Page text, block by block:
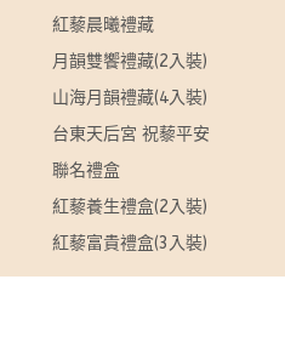
紅藜晨曦禮藏
月韻雙饗禮藏(2入裝)
山海月韻禮藏(4入裝)
台東天后宮 祝藜平安
聯名禮盒
紅藜養生禮盒(2入裝)
紅藜富貴禮盒(3入裝)